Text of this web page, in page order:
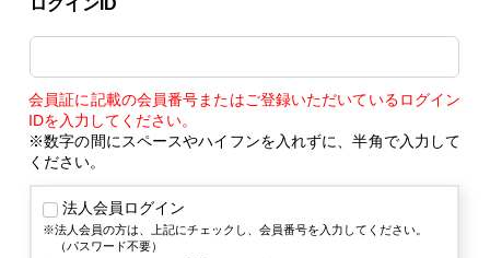
ログインID
会員証に記載の会員番号またはご登録いただいているログイン
IDを入力してください。
※数字の間にスペースやハイフンを入れずに、半角で入力して
ください。
法人会員ログイン
法人会員の方は、上記にチェックし、会員番号を入力してください。
（パスワード不要）